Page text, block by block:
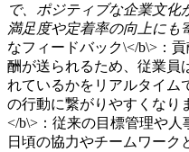
で、ポジティブな企業文化
満足度や定着率の向上にも
なフィードバック\</b\>：
酬が送られるため、従業員
れているかをリアルタイム
の行動に繋がりやすくなり
</b\>：従来の目標管理や人
日頃の協力やチームワーク